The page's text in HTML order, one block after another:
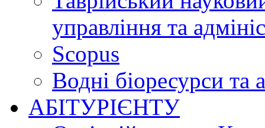
управління та
Scopus
Водні біоресурси та
АБІТУРІЄНТУ